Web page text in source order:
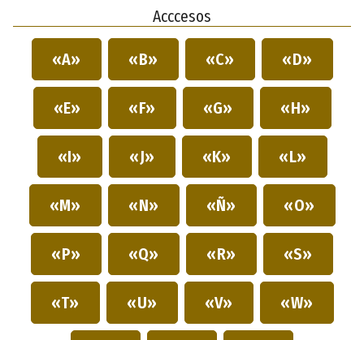
Acccesos
«A» «B» «C» «D»
«E» «F» «G» «H»
«I» «J» «K» «L»
«M» «N» «Ñ» «O»
«P» «Q» «R» «S»
«T» «U» «V» «W»